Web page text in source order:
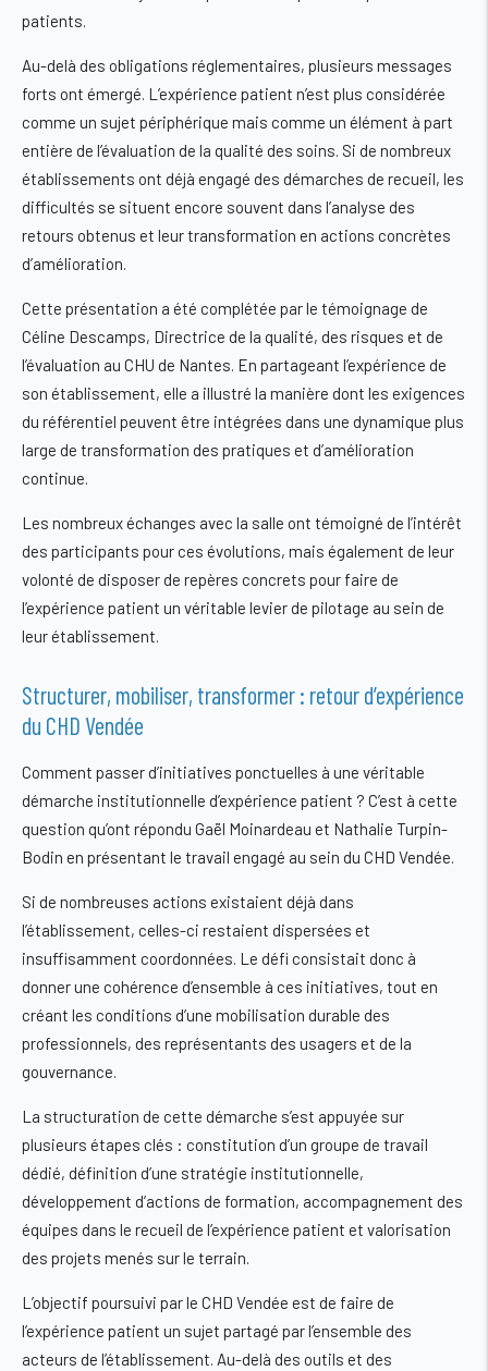
patients.
Au-delà des obligations réglementaires, plusieurs messages
forts ont émergé. L’expérience patient n’est plus considérée
comme un sujet périphérique mais comme un élément à part
entière de l’évaluation de la qualité des soins. Si de nombreux
établissements ont déjà engagé des démarches de recueil, les
difficultés se situent encore souvent dans l’analyse des
retours obtenus et leur transformation en actions concrètes
d’amélioration.
Cette présentation a été complétée par le témoignage de
Céline Descamps, Directrice de la qualité, des risques et de
l’évaluation au CHU de Nantes. En partageant l’expérience de
son établissement, elle a illustré la manière dont les exigences
du référentiel peuvent être intégrées dans une dynamique plus
large de transformation des pratiques et d’amélioration
continue.
Les nombreux échanges avec la salle ont témoigné de l’intérêt
des participants pour ces évolutions, mais également de leur
volonté de disposer de repères concrets pour faire de
l’expérience patient un véritable levier de pilotage au sein de
leur établissement.
Structurer, mobiliser, transformer : retour d’expérience
du CHD Vendée
Comment passer d’initiatives ponctuelles à une véritable
démarche institutionnelle d’expérience patient ? C’est à cette
question qu’ont répondu Gaël Moinardeau et Nathalie Turpin-
Bodin en présentant le travail engagé au sein du CHD Vendée.
Si de nombreuses actions existaient déjà dans
l’établissement, celles-ci restaient dispersées et
insuffisamment coordonnées. Le défi consistait donc à
donner une cohérence d’ensemble à ces initiatives, tout en
créant les conditions d’une mobilisation durable des
professionnels, des représentants des usagers et de la
gouvernance.
La structuration de cette démarche s’est appuyée sur
plusieurs étapes clés : constitution d’un groupe de travail
dédié, définition d’une stratégie institutionnelle,
développement d’actions de formation, accompagnement des
équipes dans le recueil de l’expérience patient et valorisation
des projets menés sur le terrain.
L’objectif poursuivi par le CHD Vendée est de faire de
l’expérience patient un sujet partagé par l’ensemble des
acteurs de l’établissement. Au-delà des outils et des